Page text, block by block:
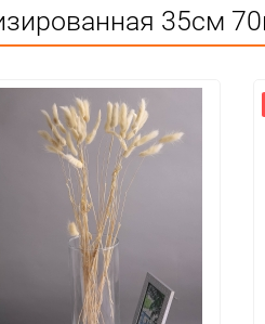
Не подлежит
Сухое помещение,не
1
20
упак
Нет
35см